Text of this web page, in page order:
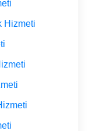
Hizmeti